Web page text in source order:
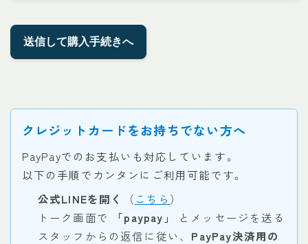
クレジットカードをお持ちでない方へ
PayPayでのお支払いも対応しています。
以下の手順でカンタンにご利用可能です。
公式LINEを開く
（ こちら ）
トーク画面で
「paypay」
とメッセージを送る
スタッフからの返信に従い、 PayPay決済用の